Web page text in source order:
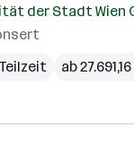
der Stadt Wien
Teilzeit ab